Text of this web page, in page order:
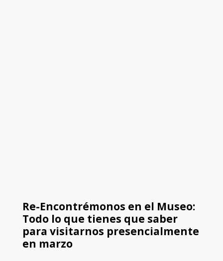
Re-Encontrémonos en el Museo:
Todo lo que tienes que saber
para visitarnos presencialmente
en marzo